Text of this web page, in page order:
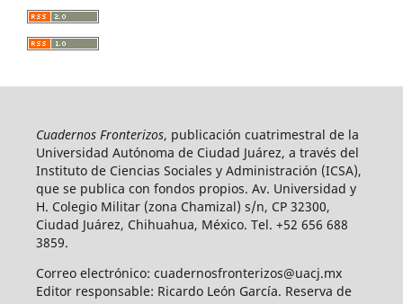
Cuadernos Fronterizos, publicación cuatrimestral de la
Universidad Autónoma de Ciudad Juárez, a través del
Instituto de Ciencias Sociales y Administración (ICSA),
que se publica con fondos propios. Av. Universidad y
H. Colegio Militar (zona Chamizal) s/n, CP 32300,
Ciudad Juárez, Chihuahua, México. Tel. +52 656 688
3859.
Correo electrónico: cuadernosfronterizos@uacj.mx
Editor responsable: Ricardo León García. Reserva de